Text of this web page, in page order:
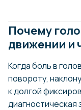
Почему
движении и
Когда боль в
повороту,
к долгой
диагностическая